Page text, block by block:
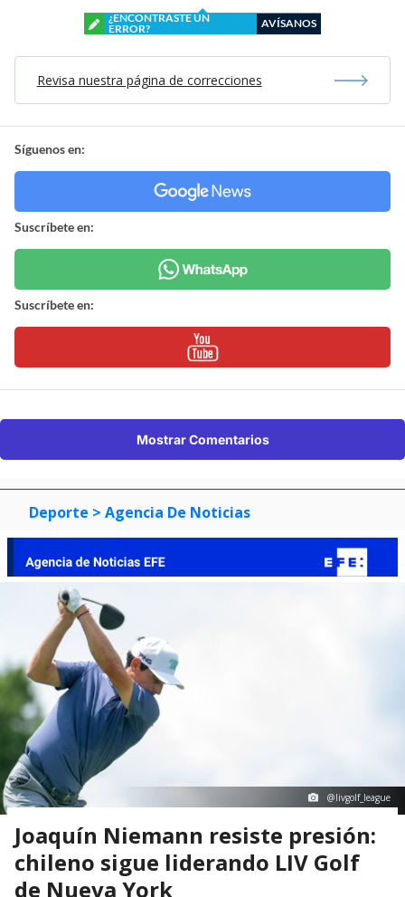
¿ENCONTRASTE UN
ERROR?
AVÍSANOS
Revisa nuestra página de correcciones
Síguenos en:
Suscríbete en:
Suscríbete en:
Mostrar Comentarios
Deporte > Agencia De Noticias
@livgolf_league
Joaquín Niemann resiste presión:
chileno sigue liderando LIV Golf
de Nueva York